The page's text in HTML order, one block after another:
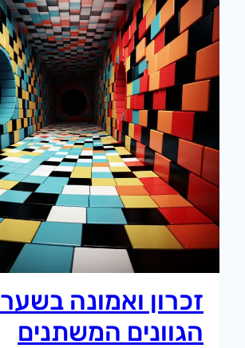
זכרון ואמונה בשער
הגוונים המשתנים